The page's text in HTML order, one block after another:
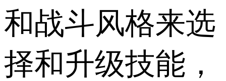
和战斗风格来选
择和升级技能，